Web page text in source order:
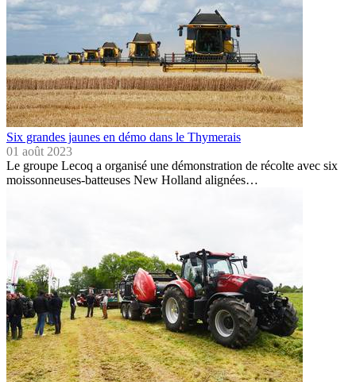
Six grandes jaunes en démo dans le Thymerais
01 août 2023
Le groupe Lecoq a organisé une démonstration de récolte avec six
moissonneuses-batteuses New Holland alignées…